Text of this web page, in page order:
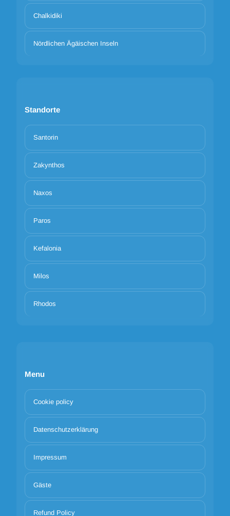
Chalkidiki
Nördlichen Ägäischen Inseln
Standorte
Santorin
Zakynthos
Naxos
Paros
Kefalonia
Milos
Rhodos
Menu
Cookie policy
Datenschutzerklärung
Impressum
Gäste
Refund Policy